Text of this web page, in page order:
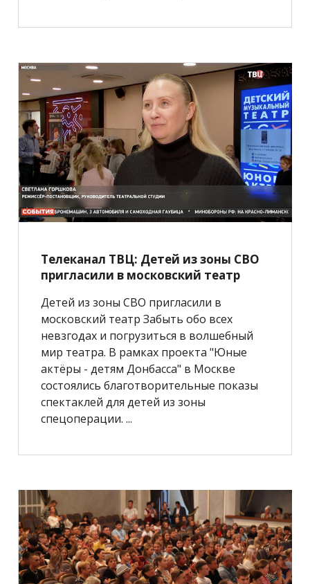
Телеканал ТВЦ: Детей из зоны СВО
пригласили в московский театр
Детей из зоны СВО пригласили в
московский театр Забыть обо всех
невзгодах и погрузиться в волшебный
мир театра. В рамках проекта "Юные
актёры - детям Донбасса" в Москве
состоялись благотворительные показы
спектаклей для детей из зоны
спецоперации. ...